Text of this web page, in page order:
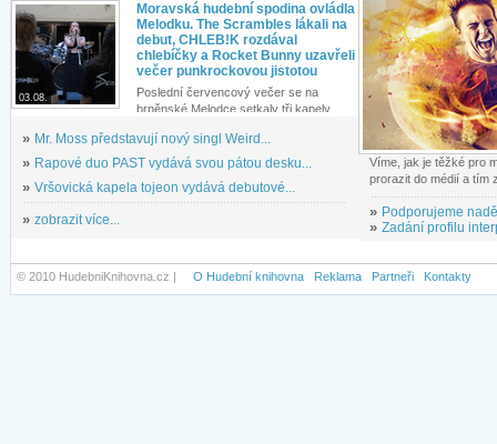
03.08.
Moravská hudební spodina ovládla
Melodku. The Scrambles lákali na
debut, CHLEB!K rozdával
chlebíčky a Rocket Bunny uzavřeli
večer punkrockovou jistotou
Poslední červencový večer se na
brněnské Melodce setkaly tři kapely...
» Mr. Moss představují nový singl Weird...
» Rapové duo PAST vydává svou pátou desku...
» Vršovická kapela tojeon vydává debutové...
» zobrazit více...
Víme, jak je těžké pro
prorazit do médií a tím
» Podporujeme
» Zadání profilu
© 2010 HudebniKnihovna.cz | O Hudební knihovna Reklama Partneři Kontakty